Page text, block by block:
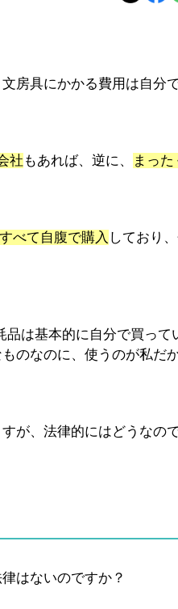
房具にかかる費用は自分
社 もあれば、逆に、
まった
べて自腹で購入 しており
は基本的に自分で買って
のなのに、使うのが私だ
が、法律的にはどうなの
はないのですか？